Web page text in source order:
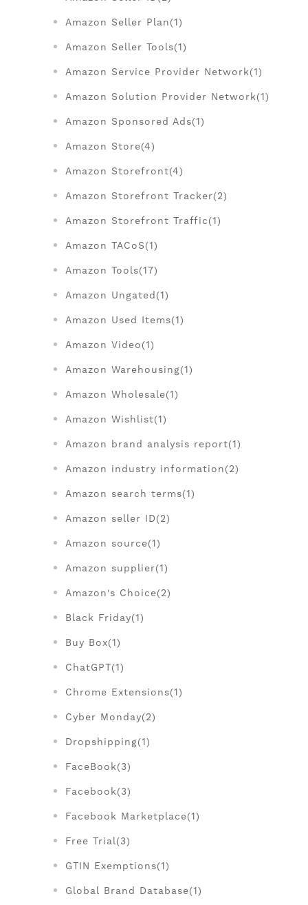
Amazon Seller Plan(1)
Amazon Seller Tools(1)
Amazon Service Provider Network(1)
Amazon Solution Provider Network(1)
Amazon Sponsored Ads(1)
Amazon Store(4)
Amazon Storefront(4)
Amazon Storefront Tracker(2)
Amazon Storefront Traffic(1)
Amazon TACoS(1)
Amazon Tools(17)
Amazon Ungated(1)
Amazon Used Items(1)
Amazon Video(1)
Amazon Warehousing(1)
Amazon Wholesale(1)
Amazon Wishlist(1)
Amazon brand analysis report(1)
Amazon industry information(2)
Amazon search terms(1)
Amazon seller ID(2)
Amazon source(1)
Amazon supplier(1)
Amazon's Choice(2)
Black Friday(1)
Buy Box(1)
ChatGPT(1)
Chrome Extensions(1)
Cyber Monday(2)
Dropshipping(1)
FaceBook(3)
Facebook(3)
Facebook Marketplace(1)
Free Trial(3)
GTIN Exemptions(1)
Global Brand Database(1)